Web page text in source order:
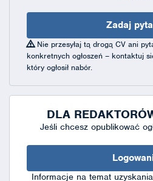
Zadaj
Nie przesyłaj tą drogą CV ani
konkretnych ogłoszeń – kontaktuj
który ogłosił nabór.
DLA
Jeśli chcesz opublikować
Informacje na temat